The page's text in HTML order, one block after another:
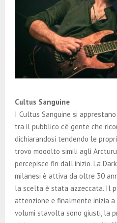
Cultus Sanguine
I Cultus Sanguine si
tra il pubblico c’è gente che
dichiarandosi tendendo le
trovo mooolto simili agli
percepisce fin dall’inizio. La
milanesi è attiva da oltre 30
la scelta è stata azzeccata. Il
attenzione e finalmente inizia
volumi stavolta sono giusti, la